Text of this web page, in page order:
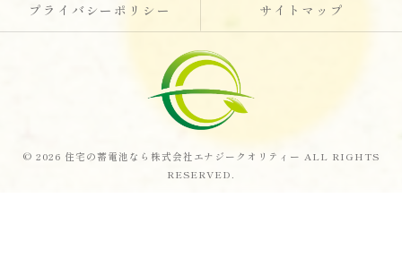
プライバシーポリシー サイトマップ
© 2026 住宅の蓄電池なら株式会社エナジークオリティー ALL RIGHTS
RESERVED.